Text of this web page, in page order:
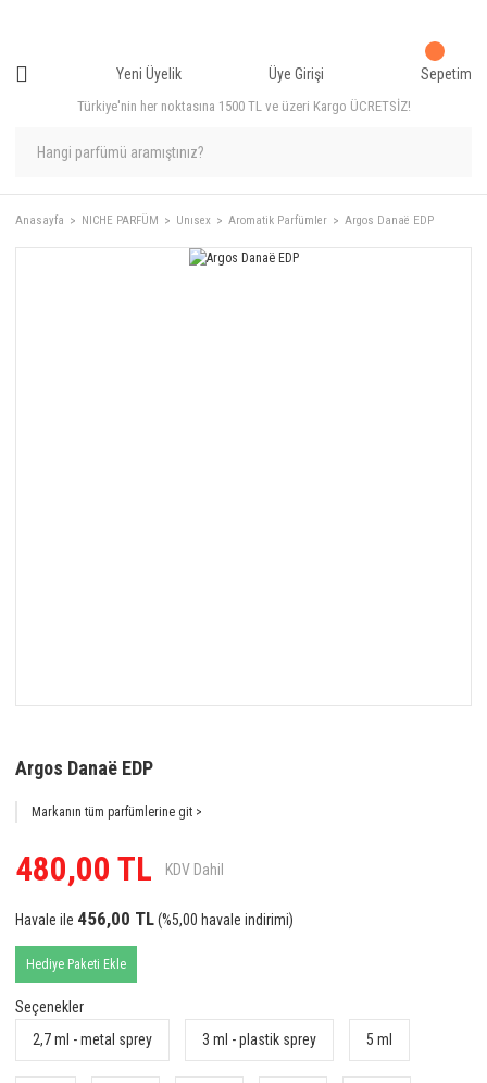
Türkiye'nin her noktasına 1500 TL ve üzeri Kargo ÜCRETSİZ!
Yeni Üyelik Üye Girişi Sepetim
Anasayfa NICHE PARFÜM Unısex Aromatik Parfümler Argos Danaë EDP
Argos Danaë EDP
Markanın tüm parfümlerine git >
480,00 TL KDV Dahil
Havale ile 456,00 TL(%5,00 havale indirimi)
Hediye Paketi Ekle
Seçenekler
2,7 ml - metal sprey
3 ml - plastik sprey 5 ml